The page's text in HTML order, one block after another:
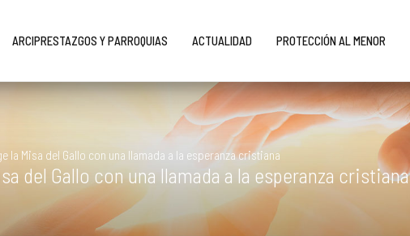
ARCIPRESTAZGOS Y PARROQUIAS ACTUALIDAD PROTECCIÓN AL MENOR
la Misa del Gallo con una llamada a la esperanza cristiana
del Gallo con una llamada a la esperanza cristiana